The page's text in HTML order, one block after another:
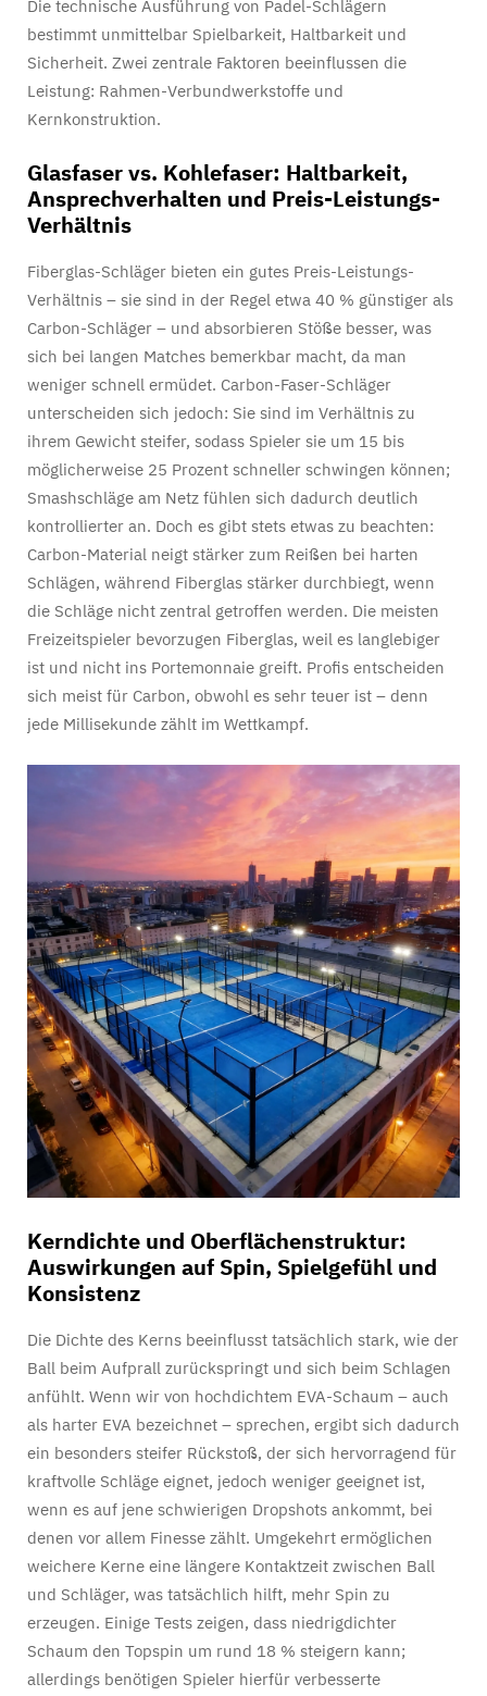
Die technische Ausführung von Padel-Schlägern
bestimmt unmittelbar Spielbarkeit, Haltbarkeit und
Sicherheit. Zwei zentrale Faktoren beeinflussen die
Leistung: Rahmen-Verbundwerkstoffe und
Kernkonstruktion.
Glasfaser vs. Kohlefaser: Haltbarkeit,
Ansprechverhalten und Preis-Leistungs-
Verhältnis
Fiberglas-Schläger bieten ein gutes Preis-Leistungs-
Verhältnis – sie sind in der Regel etwa 40 % günstiger als
Carbon-Schläger – und absorbieren Stöße besser, was
sich bei langen Matches bemerkbar macht, da man
weniger schnell ermüdet. Carbon-Faser-Schläger
unterscheiden sich jedoch: Sie sind im Verhältnis zu
ihrem Gewicht steifer, sodass Spieler sie um 15 bis
möglicherweise 25 Prozent schneller schwingen können;
Smashschläge am Netz fühlen sich dadurch deutlich
kontrollierter an. Doch es gibt stets etwas zu beachten:
Carbon-Material neigt stärker zum Reißen bei harten
Schlägen, während Fiberglas stärker durchbiegt, wenn
die Schläge nicht zentral getroffen werden. Die meisten
Freizeitspieler bevorzugen Fiberglas, weil es langlebiger
ist und nicht ins Portemonnaie greift. Profis entscheiden
sich meist für Carbon, obwohl es sehr teuer ist – denn
jede Millisekunde zählt im Wettkampf.
Kerndichte und Oberflächenstruktur:
Auswirkungen auf Spin, Spielgefühl und
Konsistenz
Die Dichte des Kerns beeinflusst tatsächlich stark, wie der
Ball beim Aufprall zurückspringt und sich beim Schlagen
anfühlt. Wenn wir von hochdichtem EVA-Schaum – auch
als harter EVA bezeichnet – sprechen, ergibt sich dadurch
ein besonders steifer Rückstoß, der sich hervorragend für
kraftvolle Schläge eignet, jedoch weniger geeignet ist,
wenn es auf jene schwierigen Dropshots ankommt, bei
denen vor allem Finesse zählt. Umgekehrt ermöglichen
weichere Kerne eine längere Kontaktzeit zwischen Ball
und Schläger, was tatsächlich hilft, mehr Spin zu
erzeugen. Einige Tests zeigen, dass niedrigdichter
Schaum den Topspin um rund 18 % steigern kann;
allerdings benötigen Spieler hierfür verbesserte